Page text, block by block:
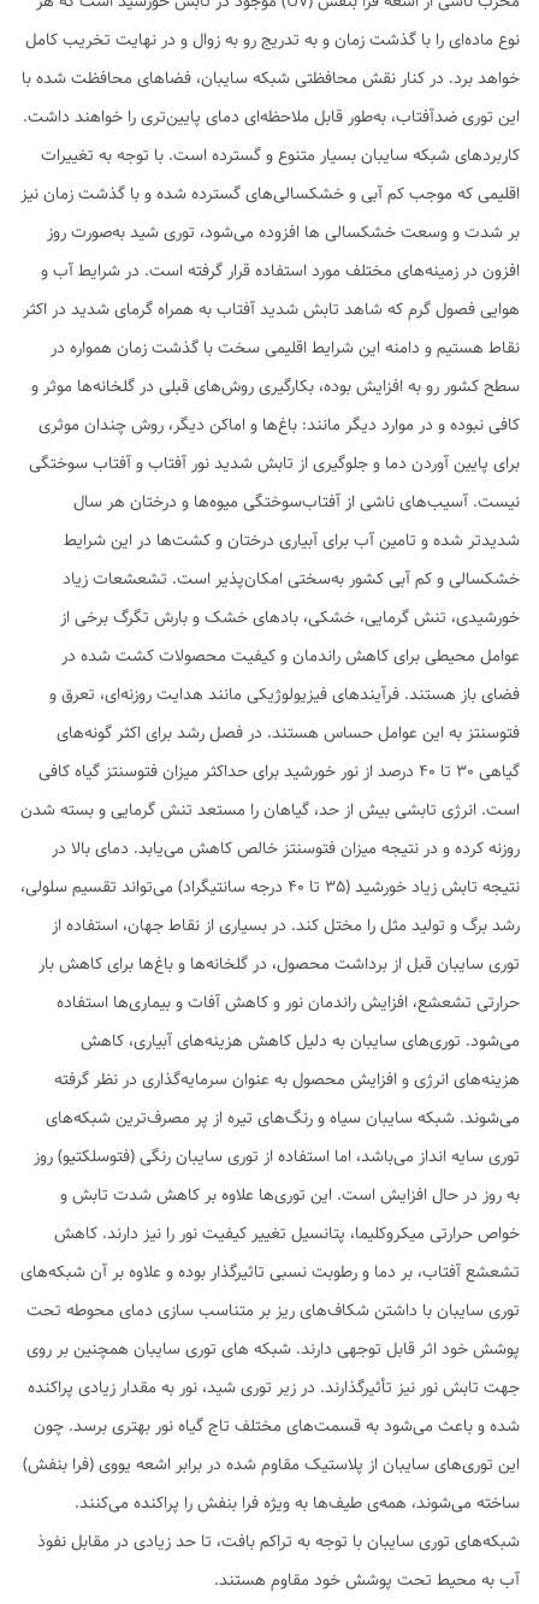
نوع ماده‌ای را با گذشت زمان و به تدریج رو به زوال و در نهایت تخریب کامل
خواهد برد. در کنار نقش محافظتی شبکه سایبان، فضاهای محافظت شده با
این توری ضدآفتاب، به‌طور قابل ملاحظه‌ای دمای پایین‌تری را خواهند داشت.
کاربردهای شبکه سایبان بسیار متنوع و گسترده است. با توجه به تغییرات
اقلیمی که موجب کم آبی و خشکسالی‌های گسترده شده و با گذشت زمان نیز
بر شدت و وسعت خشکسالی ها افزوده می‌شود، توری شید به‌صورت روز
افزون در زمینه‌های مختلف مورد استفاده قرار گرفته است. در شرایط آب و
هوایی فصول گرم که شاهد تابش شدید آفتاب به همراه گرمای شدید در اکثر
نقاط هستیم و دامنه این شرایط اقلیمی سخت با گذشت زمان همواره در
سطح کشور رو به افزایش بوده، بکارگیری روش‌های قبلی در گلخانه‌ها موثر و
کافی نبوده و در موارد دیگر مانند: باغ‌ها و اماکن دیگر، روش چندان موثری
برای پایین آوردن دما و جلوگیری از تابش شدید نور آفتاب و آفتاب سوختگی
نیست. آسیب‌های ناشی از آفتاب‌سوختگی میوه‌‌ها و درختان هر سال
شدیدتر شده و تامین آب برای آبیاری درختان و کشت‌ها در این شرایط
خشکسالی و کم آبی کشور به‌سختی امکان‌پذیر است. تشعشعات زیاد
خورشیدی، تنش گرمایی، خشکی، بادهای خشک و بارش تگرگ برخی از
عوامل محیطی برای کاهش راندمان و کیفیت محصولات کشت شده در
فضای باز هستند. فرآیندهای فیزیولوژیکی مانند هدایت روزنه‌ای، تعرق و
فتوسنتز به این عوامل حساس هستند. در فصل رشد برای اکثر گونه‌های
گیاهی 30 تا 40 درصد از نور خورشید برای حداکثر میزان فتوسنتز گیاه کافی
است. انرژی تابشی بیش از حد، گیاهان را مستعد تنش گرمایی و بسته شدن
روزنه کرده و در نتیجه میزان فتوسنتز خالص کاهش می‌یابد. دمای بالا در
نتیجه تابش زیاد خورشید (35 تا 40 درجه سانتیگراد) می‌تواند تقسیم سلولی،
رشد برگ و تولید مثل را مختل کند. در بسیاری از نقاط جهان، استفاده از
توری سایبان قبل از برداشت محصول، در گلخانه‌ها و باغ‌ها برای کاهش بار
حرارتی تشعشع، افزایش راندمان نور و کاهش آفات و بیماری‌ها استفاده
می‌شود. توری‌های سایبان به دلیل کاهش هزینه‌های آبیاری، کاهش
هزینه‌های انرژی و افزایش محصول به عنوان سرمایه‌گذاری در نظر گرفته
می‌شوند. شبکه سایبان سیاه و رنگ‌های تیره از پر مصرف‌ترین شبکه‌های
توری سایه انداز می‌باشد، اما استفاده از توری سایبان رنگی (فتوسلکتیو) روز
به روز در حال افزایش است. این توری‌ها علاوه بر کاهش شدت تابش و
خواص حرارتی میکروکلیما، پتانسیل تغییر کیفیت نور را نیز دارند. کاهش
تشعشع آفتاب، بر دما و رطوبت نسبی تاثیرگذار بوده و علاوه بر آن شبکه‌های
توری سایبان با داشتن شکاف‌های ریز بر متناسب سازی دمای محوطه تحت
پوشش خود اثر قابل توجهی دارند. شبکه های توری سایبان همچنین بر روی
جهت تابش نور نیز تأثیرگذارند. در زیر توری شید، نور به مقدار زیادی پراکنده
شده و باعث می‌شود به قسمت‌های مختلف تاج گیاه نور بهتری برسد. چون
این توری‌های سایبان از پلاستیک مقاوم شده در برابر اشعه یووی (فرا بنفش)
ساخته می‌شوند، همه‌ی طیف‌ها به ویژه فرا بنفش را پراکنده می‌کنند.
شبکه‌های توری سایبان با توجه به تراکم بافت، تا حد زیادی در مقابل نفوذ
آب به محیط تحت پوشش خود مقاوم هستند.